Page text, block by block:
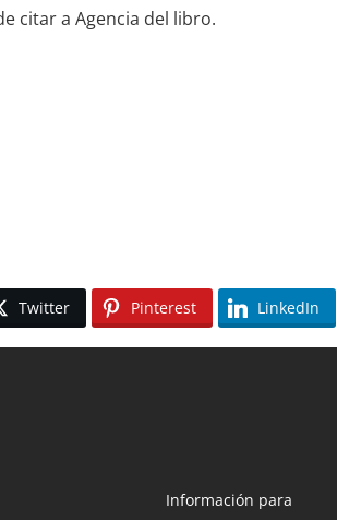
citar a Agencia del libro.
Twitter Pinterest LinkedIn
Información para